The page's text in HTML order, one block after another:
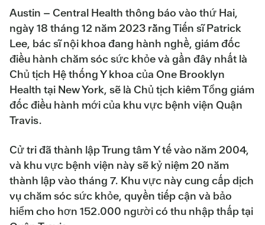
Austin – Central Health thông báo vào thứ Hai,
ngày 18 tháng 12 năm 2023 rằng Tiến sĩ Patrick
Lee, bác sĩ nội khoa đang hành nghề, giám đốc
điều hành chăm sóc sức khỏe và gần đây nhất là
Chủ tịch Hệ thống Y khoa của One Brooklyn
Health tại New York, sẽ là Chủ tịch kiêm Tổng giám
đốc điều hành mới của khu vực bệnh viện Quận
Travis.
Cử tri đã thành lập Trung tâm Y tế vào năm 2004,
và khu vực bệnh viện này sẽ kỷ niệm 20 năm
thành lập vào tháng 7. Khu vực này cung cấp dịch
vụ chăm sóc sức khỏe, quyền tiếp cận và bảo
hiểm cho hơn 152.000 người có thu nhập thấp tại